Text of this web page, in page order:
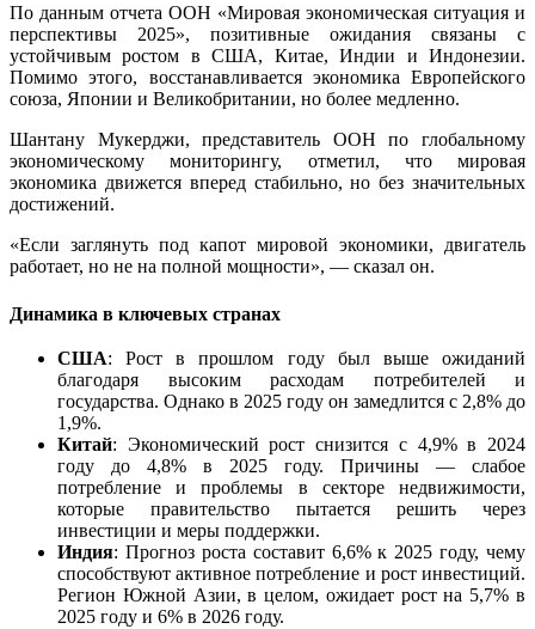
По данным отчета ООН «Мировая экономическая ситуация и
перспективы 2025», позитивные ожидания связаны с
устойчивым ростом в США, Китае, Индии и Индонезии.
Помимо этого, восстанавливается экономика Европейского
союза, Японии и Великобритании, но более медленно.
Шантану Мукерджи, представитель ООН по глобальному
экономическому мониторингу, отметил, что мировая
экономика движется вперед стабильно, но без значительных
достижений.
«Если заглянуть под капот мировой экономики, двигатель
работает, но не на полной мощности», — сказал он.
Динамика в ключевых странах
США: Рост в прошлом году был выше ожиданий
благодаря высоким расходам потребителей и
государства. Однако в 2025 году он замедлится с 2,8% до
1,9%.
Китай: Экономический рост снизится с 4,9% в 2024
году до 4,8% в 2025 году. Причины — слабое
потребление и проблемы в секторе недвижимости,
которые правительство пытается решить через
инвестиции и меры поддержки.
Индия: Прогноз роста составит 6,6% к 2025 году, чему
способствуют активное потребление и рост инвестиций.
Регион Южной Азии, в целом, ожидает рост на 5,7% в
2025 году и 6% в 2026 году.